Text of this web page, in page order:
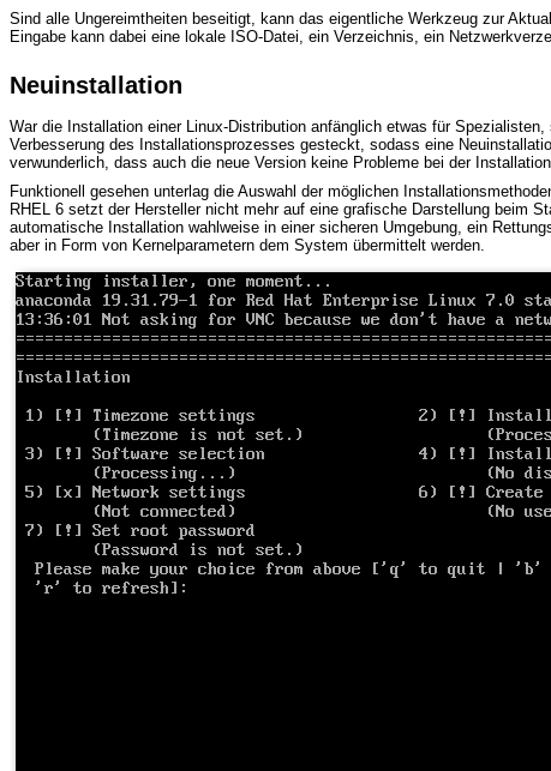
Sind alle Ungereimtheiten beseitigt, kann das eigentliche Werkzeug zur
Eingabe kann dabei eine lokale ISO-Datei, ein Verzeichnis, ein
Neuinstallation
War die Installation einer Linux-Distribution anfänglich etwas für
Verbesserung des Installationsprozesses gesteckt, sodass eine
verwunderlich, dass auch die neue Version keine Probleme bei der
Funktionell gesehen unterlag die Auswahl der möglichen
RHEL 6 setzt der Hersteller nicht mehr auf eine grafische Darstellung beim
automatische Installation wahlweise in einer sicheren Umgebung, ein
aber in Form von Kernelparametern dem System übermittelt werden.